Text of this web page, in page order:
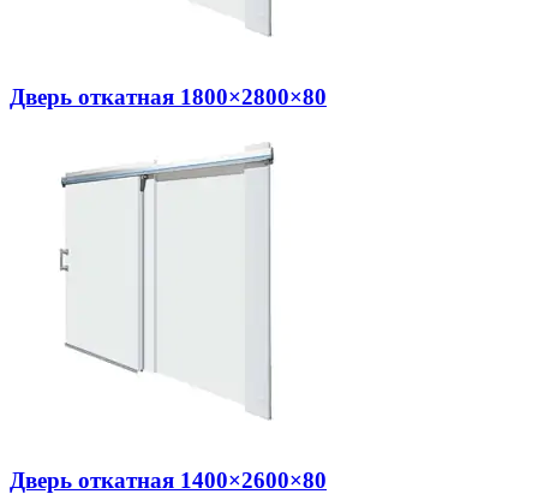
Дверь откатная 1800×2800×80
Дверь откатная 1400×2600×80